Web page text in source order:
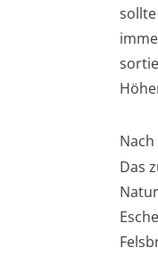
Das